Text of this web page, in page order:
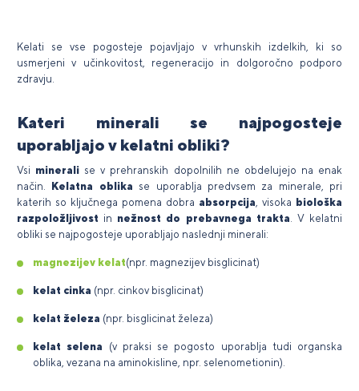
Kelati se vse pogosteje pojavljajo v vrhunskih izdelkih, ki so
usmerjeni v učinkovitost, regeneracijo in dolgoročno podporo
zdravju.
Kateri minerali se najpogosteje
uporabljajo v kelatni obliki?
Vsi minerali se v prehranskih dopolnilih ne obdelujejo na enak
način.
Kelatna oblika se uporablja predvsem za minerale, pri
katerih so ključnega pomena dobra absorpcija, visoka biološka
razpoložljivost in nežnost do prebavnega trakta. V kelatni
obliki se najpogosteje uporabljajo naslednji minerali:
magnezijev kelat(npr. magnezijev bisglicinat)
kelat cinka (npr. cinkov bisglicinat)
kelat železa (npr. bisglicinat železa)
kelat selena (v praksi se pogosto uporablja tudi organska
oblika, vezana na aminokisline, npr. selenometionin).